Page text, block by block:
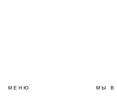
МЕНЮ МЫ В